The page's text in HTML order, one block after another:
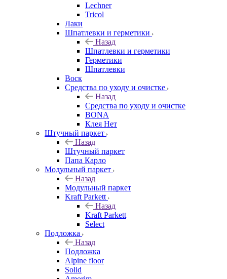
Lechner
Tricol
Лаки
Шпатлевки и герметики
Назад
Шпатлевки и герметики
Герметики
Шпатлевки
Воск
Средства по уходу и очистке
Назад
Средства по уходу и очистке
BONA
Клея Нет
Штучный паркет
Назад
Штучный паркет
Папа Карло
Модульный паркет
Назад
Модульный паркет
Kraft Parkett
Назад
Kraft Parkett
Select
Подложка
Назад
Подложка
Alpine floor
Solid